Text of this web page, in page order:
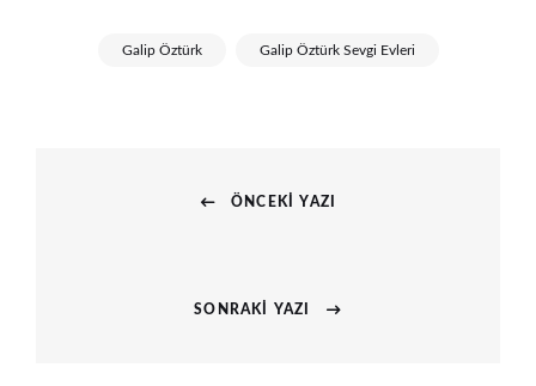
Galip Öztürk Galip Öztürk Sevgi Evleri
ÖNCEKI YAZI
SONRAKI YAZI